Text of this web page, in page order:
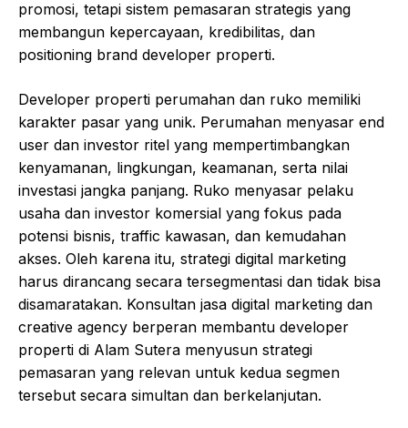
promosi, tetapi sistem pemasaran strategis yang
membangun kepercayaan, kredibilitas, dan
positioning brand developer properti.
Developer properti perumahan dan ruko memiliki
karakter pasar yang unik. Perumahan menyasar end
user dan investor ritel yang mempertimbangkan
kenyamanan, lingkungan, keamanan, serta nilai
investasi jangka panjang. Ruko menyasar pelaku
usaha dan investor komersial yang fokus pada
potensi bisnis, traffic kawasan, dan kemudahan
akses. Oleh karena itu, strategi digital marketing
harus dirancang secara tersegmentasi dan tidak bisa
disamaratakan. Konsultan jasa digital marketing dan
creative agency berperan membantu developer
properti di Alam Sutera menyusun strategi
pemasaran yang relevan untuk kedua segmen
tersebut secara simultan dan berkelanjutan.